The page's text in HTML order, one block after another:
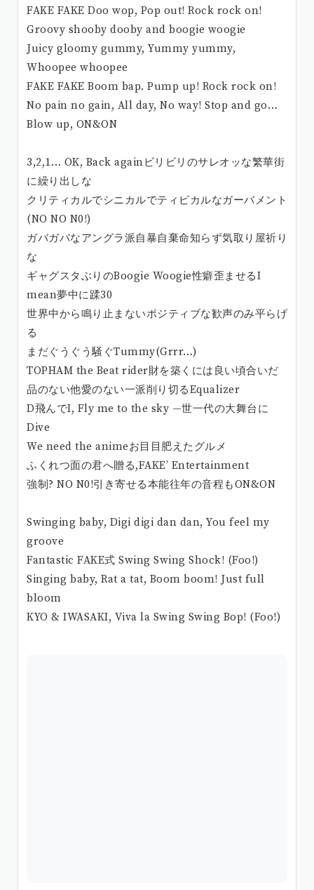
FAKE FAKE Doo wop, Pop out! Rock rock on!
Groovy shooby dooby and boogie woogie
Juicy gloomy gummy, Yummy yummy,
Whoopee whoopee
FAKE FAKE Boom bap. Pump up! Rock rock on!
No pain no gain, All day, No way! Stop and go…
Blow up, ON&ON
3,2,1… OK, Back againビリビリのサレオッな繁華街
に繰り出しな
クリティカルでシニカルでティピカルなガーバメント
(NO NO N0!)
ガバガバなアングラ派自暴自棄命知らず気取り屋祈り
な
ギャグスタぶりのBoogie Woogie性癖歪ませるI
mean夢中に蹂30
世界中から鳴り止まないポジティブな歓声のみ平らげ
る
まだぐうぐう騒ぐTummy(Grrr…)
TOPHAM the Beat rider財を築くには良い頃合いだ
品のない他愛のない一派削り切るEqualizer
D飛んでI, Fly me to the sky —世一代の大舞台に
Dive
We need the animeお目目肥えたグルメ
ふくれつ面の君へ贈る,FAKE’ Entertainment
強制? NO N0!引き寄せる本能往年の音程もON&ON
Swinging baby, Digi digi dan dan, You feel my
groove
Fantastic FAKE式 Swing Swing Shock! (Foo!)
Singing baby, Rat a tat, Boom boom! Just full
bloom
KYO & IWASAKI, Viva la Swing Swing Bop! (Foo!)